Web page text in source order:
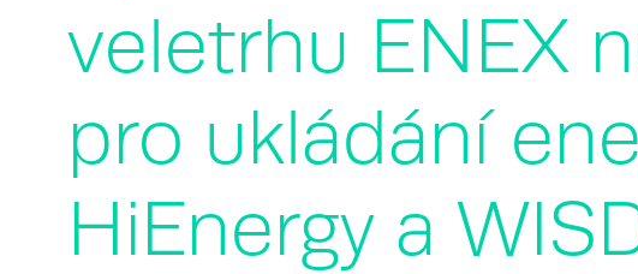
veletrhu ENEX
pro ukládání
HiEnergy a